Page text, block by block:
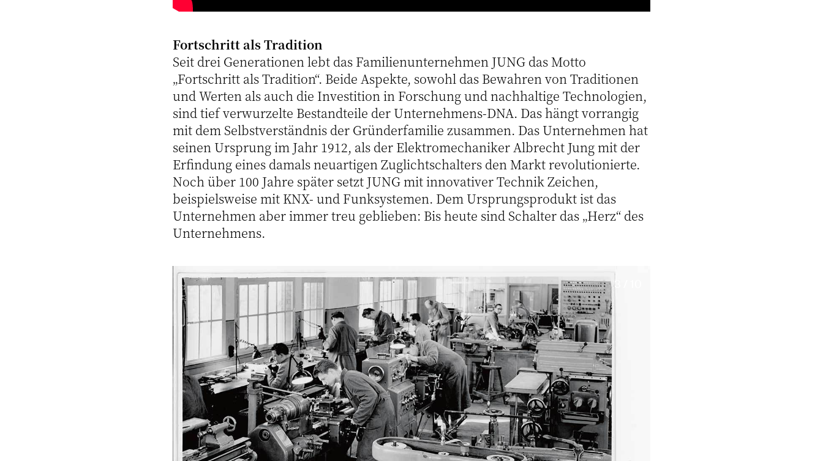
Fortschritt als Tradition
Seit drei Generationen lebt das Familienunternehmen JUNG das Motto
„Fortschritt als Tradition“. Beide Aspekte, sowohl das Bewahren von Traditionen
und Werten als auch die Investition in Forschung und nachhaltige Technologien,
sind tief verwurzelte Bestandteile der Unternehmens-DNA. Das hängt vorrangig
mit dem Selbstverständnis der Gründerfamilie zusammen. Das Unternehmen hat
seinen Ursprung im Jahr 1912, als der Elektromechaniker Albrecht Jung mit der
Erfindung eines damals neuartigen Zuglichtschalters den Markt revolutionierte.
Noch über 100 Jahre später setzt JUNG mit innovativer Technik Zeichen,
beispielsweise mit KNX- und Funksystemen. Dem Ursprungsprodukt ist das
Unternehmen aber immer treu geblieben: Bis heute sind Schalter das „Herz“ des
Unternehmens.
3 / 10